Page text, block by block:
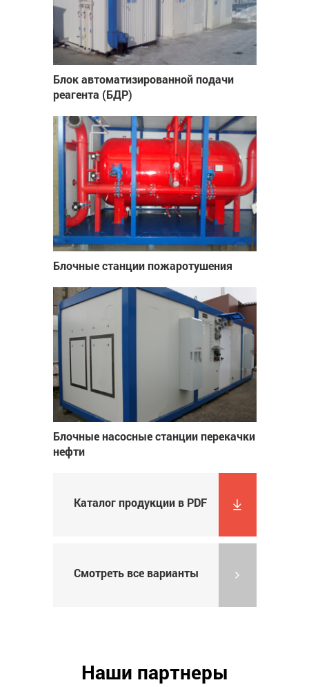
Блок автоматизированной подачи
реагента (БДР)
Блочные станции пожаротушения
Блочные насосные станции перекачки
нефти
Каталог продукции в PDF
Смотреть все варианты
Наши партнеры